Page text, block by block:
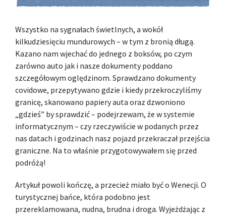
Wszystko na sygnałach świetlnych, a wokół
kilkudziesięciu mundurowych – w tym z bronią długą.
Kazano nam wjechać do jednego z boksów, po czym
zarówno auto jak i nasze dokumenty poddano
szczegółowym oględzinom. Sprawdzano dokumenty
covidowe, przepytywano gdzie i kiedy przekroczyliśmy
granicę, skanowano papiery auta oraz dzwoniono
„gdzieś” by sprawdzić – podejrzewam, że w systemie
informatycznym – czy rzeczywiście w podanych przez
nas datach i godzinach nasz pojazd przekraczał przejścia
graniczne. Na to właśnie przygotowywałem się przed
podróżą!
Artykuł powoli kończę, a przecież miało być o Wenecji. O
turystycznej bańce, która podobno jest
przereklamowana, nudna, brudna i droga. Wyjeżdżając z